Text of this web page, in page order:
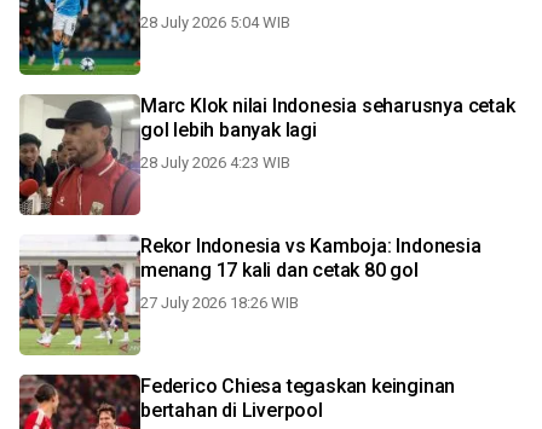
28 July 2026 5:04 WIB
Marc Klok nilai Indonesia seharusnya cetak
gol lebih banyak lagi
28 July 2026 4:23 WIB
Rekor Indonesia vs Kamboja: Indonesia
menang 17 kali dan cetak 80 gol
27 July 2026 18:26 WIB
Federico Chiesa tegaskan keinginan
bertahan di Liverpool